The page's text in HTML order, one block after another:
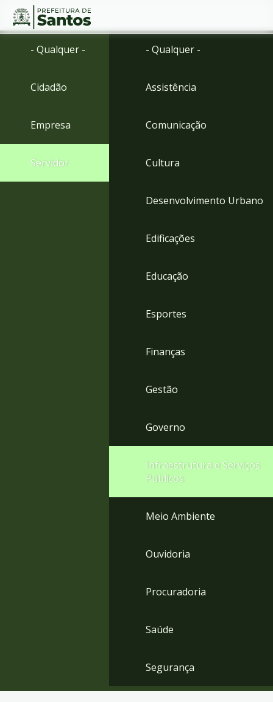
Ir
menu
para
Conteúdo
- Qualquer -
Cidadão
Empresa
Servidor
- Qualquer -
Assistência
Comunicação
Cultura
Desenvolvimento Urbano
Edificações
Educação
Esportes
Finanças
Gestão
Governo
Infraestrutura e Serviços
Públicos
Meio Ambiente
Ouvidoria
Procuradoria
Saúde
Segurança